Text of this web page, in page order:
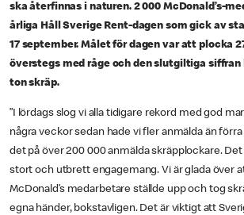
ska återfinnas i naturen. 2 000 McDonald’s-
årliga Håll Sverige Rent-dagen som gick av
17 september. Målet för dagen var att plocka
överstegs med råge och den slutgiltiga siffran
ton skräp.
”I lördags slog vi alla tidigare rekord med god
några veckor sedan hade vi fler anmälda än
det på över 200 000 anmälda skräpplockare.
stort och utbrett engagemang. Vi är glada över
McDonald’s medarbetare ställde upp och tog
egna händer, bokstavligen. Det är viktigt att